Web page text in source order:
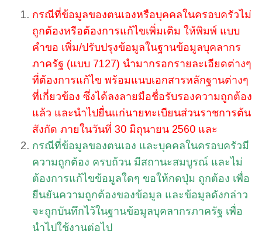
กรณีที่ข้อมูลของตนเองหรือบุคคลในครอบครัวไม่
ถูกต้องหรือต้องการแก้ไขเพิ่มเติม ให้พิมพ์ แบบ
คำขอ เพิ่ม/ปรับปรุงข้อมูลในฐานข้อมูลบุคลากร
ภาครัฐ (แบบ 7127) นำมากรอกรายละเอียดต่างๆ
ที่ต้องการแก้ไข พร้อมแนบเอกสารหลักฐานต่างๆ
ที่เกี่ยวข้อง ซึ่งได้ลงลายมือชื่อรับรองความถูกต้อง
แล้ว และนำไปยื่นแก่นายทะเบียนส่วนราชการต้น
สังกัด ภายในวันที่ 30 มิถุนายน 2560 และ
กรณีที่ข้อมูลของตนเอง และบุคคลในครอบครัวมี
ความถูกต้อง ครบถ้วน มีสถานะสมบูรณ์ และไม่
ต้องการแก้ไขข้อมูลใดๆ ขอให้กดปุ่ม ถูกต้อง เพื่อ
ยืนยันความถูกต้องของข้อมูล และข้อมูลดังกล่าว
จะถูกบันทึกไว้ในฐานข้อมูลบุคลากรภาครัฐ เพื่อ
นำไปใช้งานต่อไป